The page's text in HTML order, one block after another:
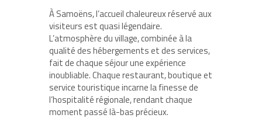
À Samoëns, l’accueil chaleureux réservé aux
visiteurs est quasi légendaire.
L’atmosphère du village, combinée à la
qualité des hébergements et des services,
fait de chaque séjour une expérience
inoubliable. Chaque restaurant, boutique et
service touristique incarne la finesse de
l’hospitalité régionale, rendant chaque
moment passé là-bas précieux.